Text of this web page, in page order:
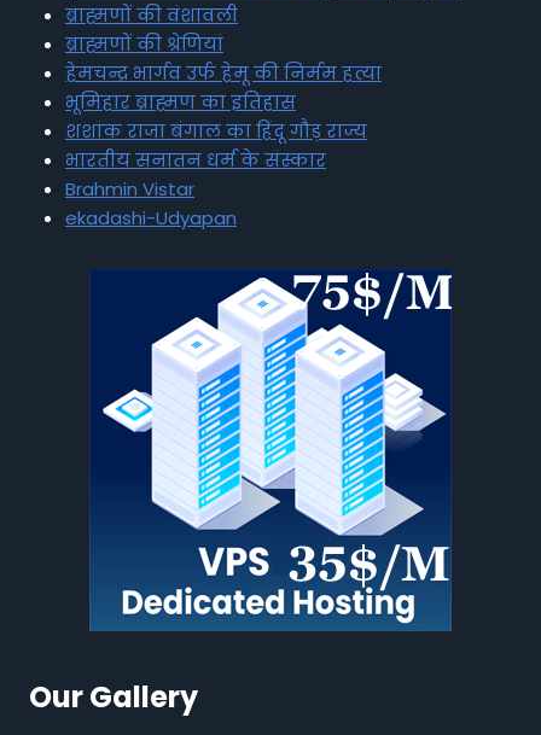
ब्राह्मणों की वंशावली
ब्राह्मणों की श्रेणियां
हेमचन्द्र भार्गव उर्फ हेमू की निर्मम हत्या
भूमिहार ब्राह्मण का इतिहास
शशांक राजा बंगाल का हिंदू गौड़ राज्य
भारतीय सनातन धर्म के संस्कार
Brahmin Vistar
ekadashi-Udyapan
Our Gallery